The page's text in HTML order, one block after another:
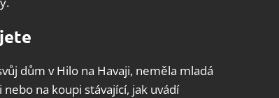
dům v Hilo na Havaji, neměla mladá
na koupi stávající, jak uvádí